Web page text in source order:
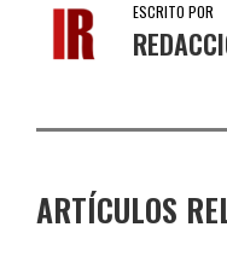
ESCRITO POR
ARTÍCULOS